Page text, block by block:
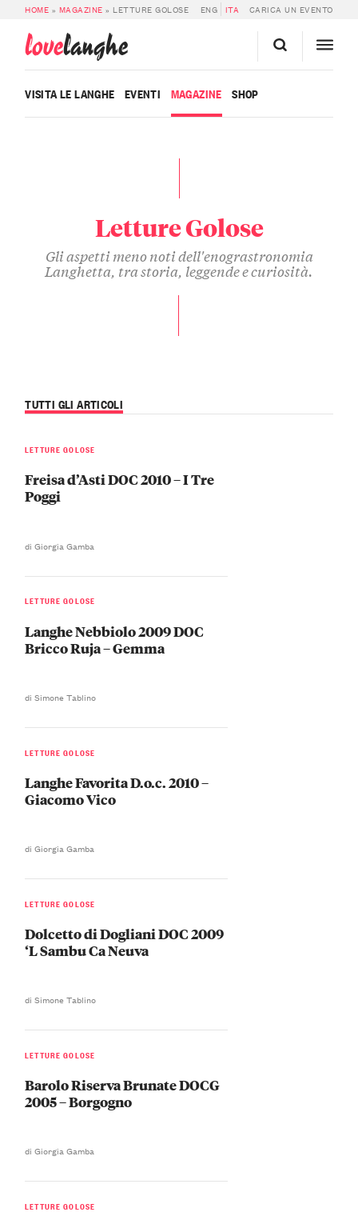
HOME » MAGAZINE » LETTURE GOLOSE ENG ITA CARICA UN EVENTO
lovelanghe
VISITA LE LANGHE EVENTI MAGAZINE SHOP
Letture Golose
Gli aspetti meno noti dell'enograstronomia
Langhetta, tra storia, leggende e curiosità.
TUTTI GLI ARTICOLI
LETTURE GOLOSE
Freisa d’Asti DOC 2010 – I Tre
Poggi
di Giorgia Gamba
LETTURE GOLOSE
Langhe Nebbiolo 2009 DOC
Bricco Ruja – Gemma
di Simone Tablino
LETTURE GOLOSE
Langhe Favorita D.o.c. 2010 –
Giacomo Vico
di Giorgia Gamba
LETTURE GOLOSE
Dolcetto di Dogliani DOC 2009
‘L Sambu Ca Neuva
di Simone Tablino
LETTURE GOLOSE
Barolo Riserva Brunate DOCG
2005 – Borgogno
di Giorgia Gamba
LETTURE GOLOSE